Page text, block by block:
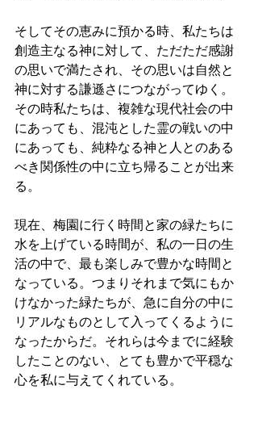
そしてその恵みに預かる時、私たちは
創造主なる神に対して、ただただ感謝
の思いで満たされ、その思いは自然と
神に対する謙遜さにつながってゆく。
その時私たちは、複雑な現代社会の中
にあっても、混沌とした霊の戦いの中
にあっても、純粋なる神と人とのある
べき関係性の中に立ち帰ることが出来
る。
現在、梅園に行く時間と家の緑たちに
水を上げている時間が、私の一日の生
活の中で、最も楽しみで豊かな時間と
なっている。つまりそれまで気にもか
けなかった緑たちが、急に自分の中に
リアルなものとして入ってくるように
なったからだ。それらは今までに経験
したことのない、とても豊かで平穏な
心を私に与えてくれている。